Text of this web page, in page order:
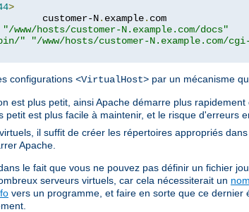
>
customer-N
. example. com
"/www/hosts/customer-N.example.com/docs"
"
"/www/hosts/customer-N.example.com/
configurations <VirtualHost> par un mécanisme
est plus petit, ainsi Apache démarre plus
petit est plus facile à maintenir, et le risque d'erreurs
il suffit de créer les répertoires appropriés
Apache.
le fait que vous ne pouvez pas définir un fichier
serveurs virtuels, car cela nécessiterait un
vers un programme, et faire en sorte que ce